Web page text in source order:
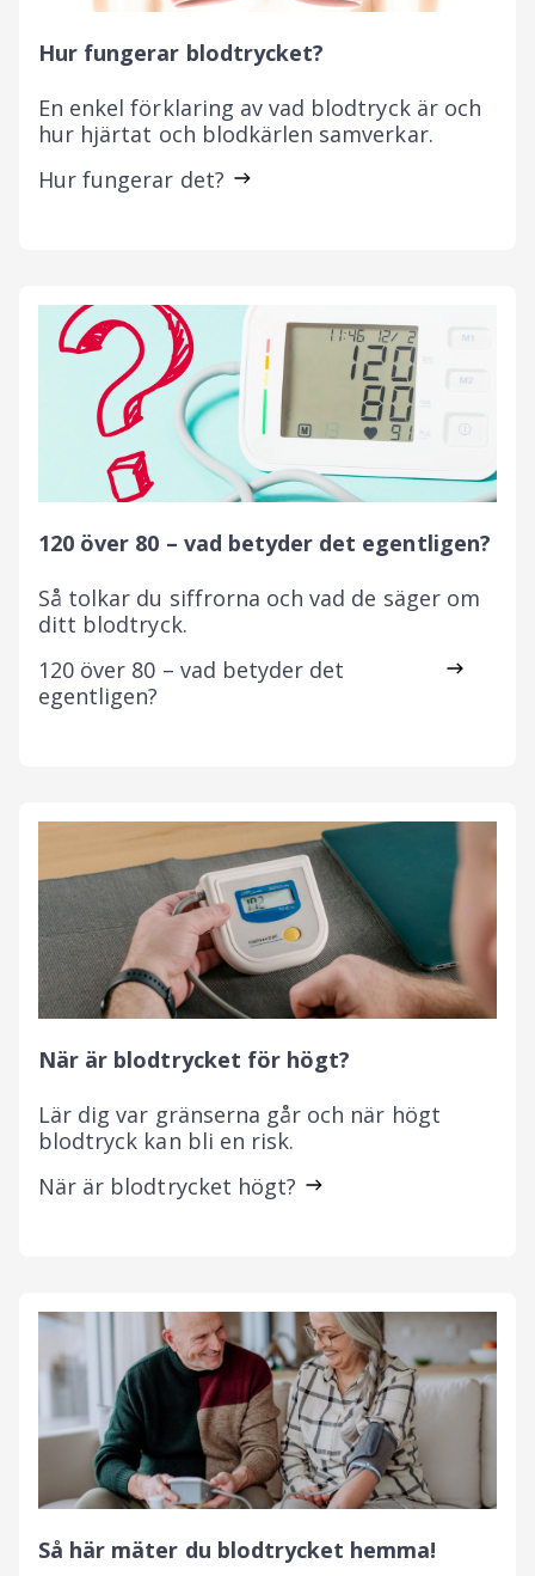
Hur fungerar blodtrycket?
En enkel förklaring av vad blodtryck är och
hur hjärtat och blodkärlen samverkar.
Hur fungerar det?
120 över 80 – vad betyder det egentligen?
Så tolkar du siffrorna och vad de säger om
ditt blodtryck.
120 över 80 – vad betyder det
egentligen?
När är blodtrycket för högt?
Lär dig var gränserna går och när högt
blodtryck kan bli en risk.
När är blodtrycket högt?
Så här mäter du blodtrycket hemma!